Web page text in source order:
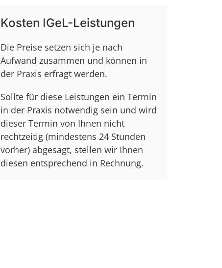
Kosten IGeL-Leistungen
Die Preise setzen sich je nach
Aufwand zusammen und können in
der Praxis erfragt werden.
Sollte für diese Leistungen ein Termin
in der Praxis notwendig sein und wird
dieser Termin von Ihnen nicht
rechtzeitig (mindestens 24 Stunden
vorher) abgesagt, stellen wir Ihnen
diesen entsprechend in Rechnung.